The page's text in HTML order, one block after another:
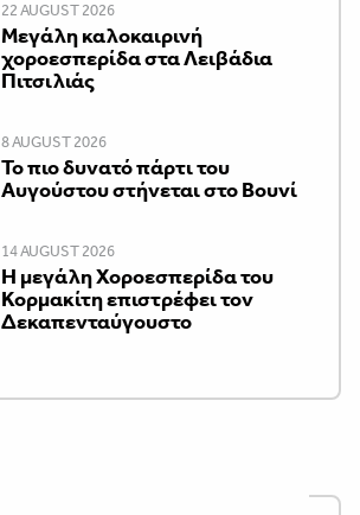
22 AUGUST 2026
Μεγάλη καλοκαιρινή
χοροεσπερίδα στα Λειβάδια
Πιτσιλιάς
8 AUGUST 2026
Το πιο δυνατό πάρτι του
Αυγούστου στήνεται στο Βουνί
14 AUGUST 2026
Η μεγάλη Χοροεσπερίδα του
Κορμακίτη επιστρέφει τον
Δεκαπενταύγουστο